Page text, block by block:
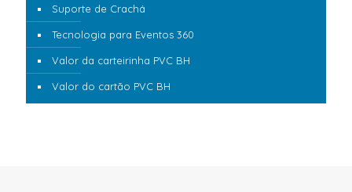
Suporte de Crachá
Tecnologia para Eventos 360
Valor da carteirinha PVC BH
Valor do cartão PVC BH